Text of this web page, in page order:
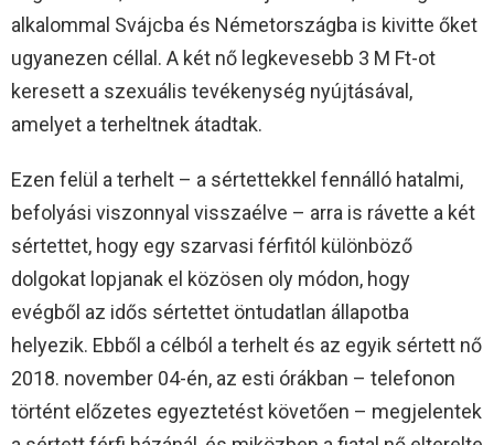
alkalommal Svájcba és Németországba is kivitte őket
ugyanezen céllal. A két nő legkevesebb 3 M Ft-ot
keresett a szexuális tevékenység nyújtásával,
amelyet a terheltnek átadtak.
Ezen felül a terhelt – a sértettekkel fennálló hatalmi,
befolyási viszonnyal visszaélve – arra is rávette a két
sértettet, hogy egy szarvasi férfitól különböző
dolgokat lopjanak el közösen oly módon, hogy
evégből az idős sértettet öntudatlan állapotba
helyezik. Ebből a célból a terhelt és az egyik sértett nő
2018. november 04-én, az esti órákban – telefonon
történt előzetes egyeztetést követően – megjelentek